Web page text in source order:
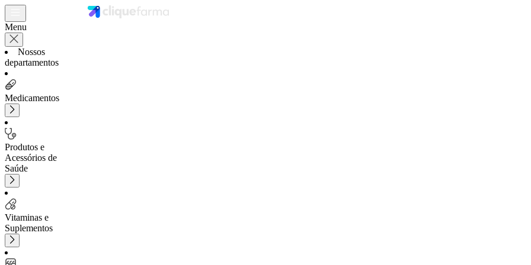
Menu
Nossos
departamentos
Medicamentos
Produtos e
Acessórios de
Saúde
Vitaminas e
Suplementos